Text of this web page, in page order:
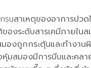
สาเหตุของอาการปวด
องระดับสารเคมีภายใน
มองถูกกระตุ้นและทำงา
หุ้มสมองมีการบีบและคล